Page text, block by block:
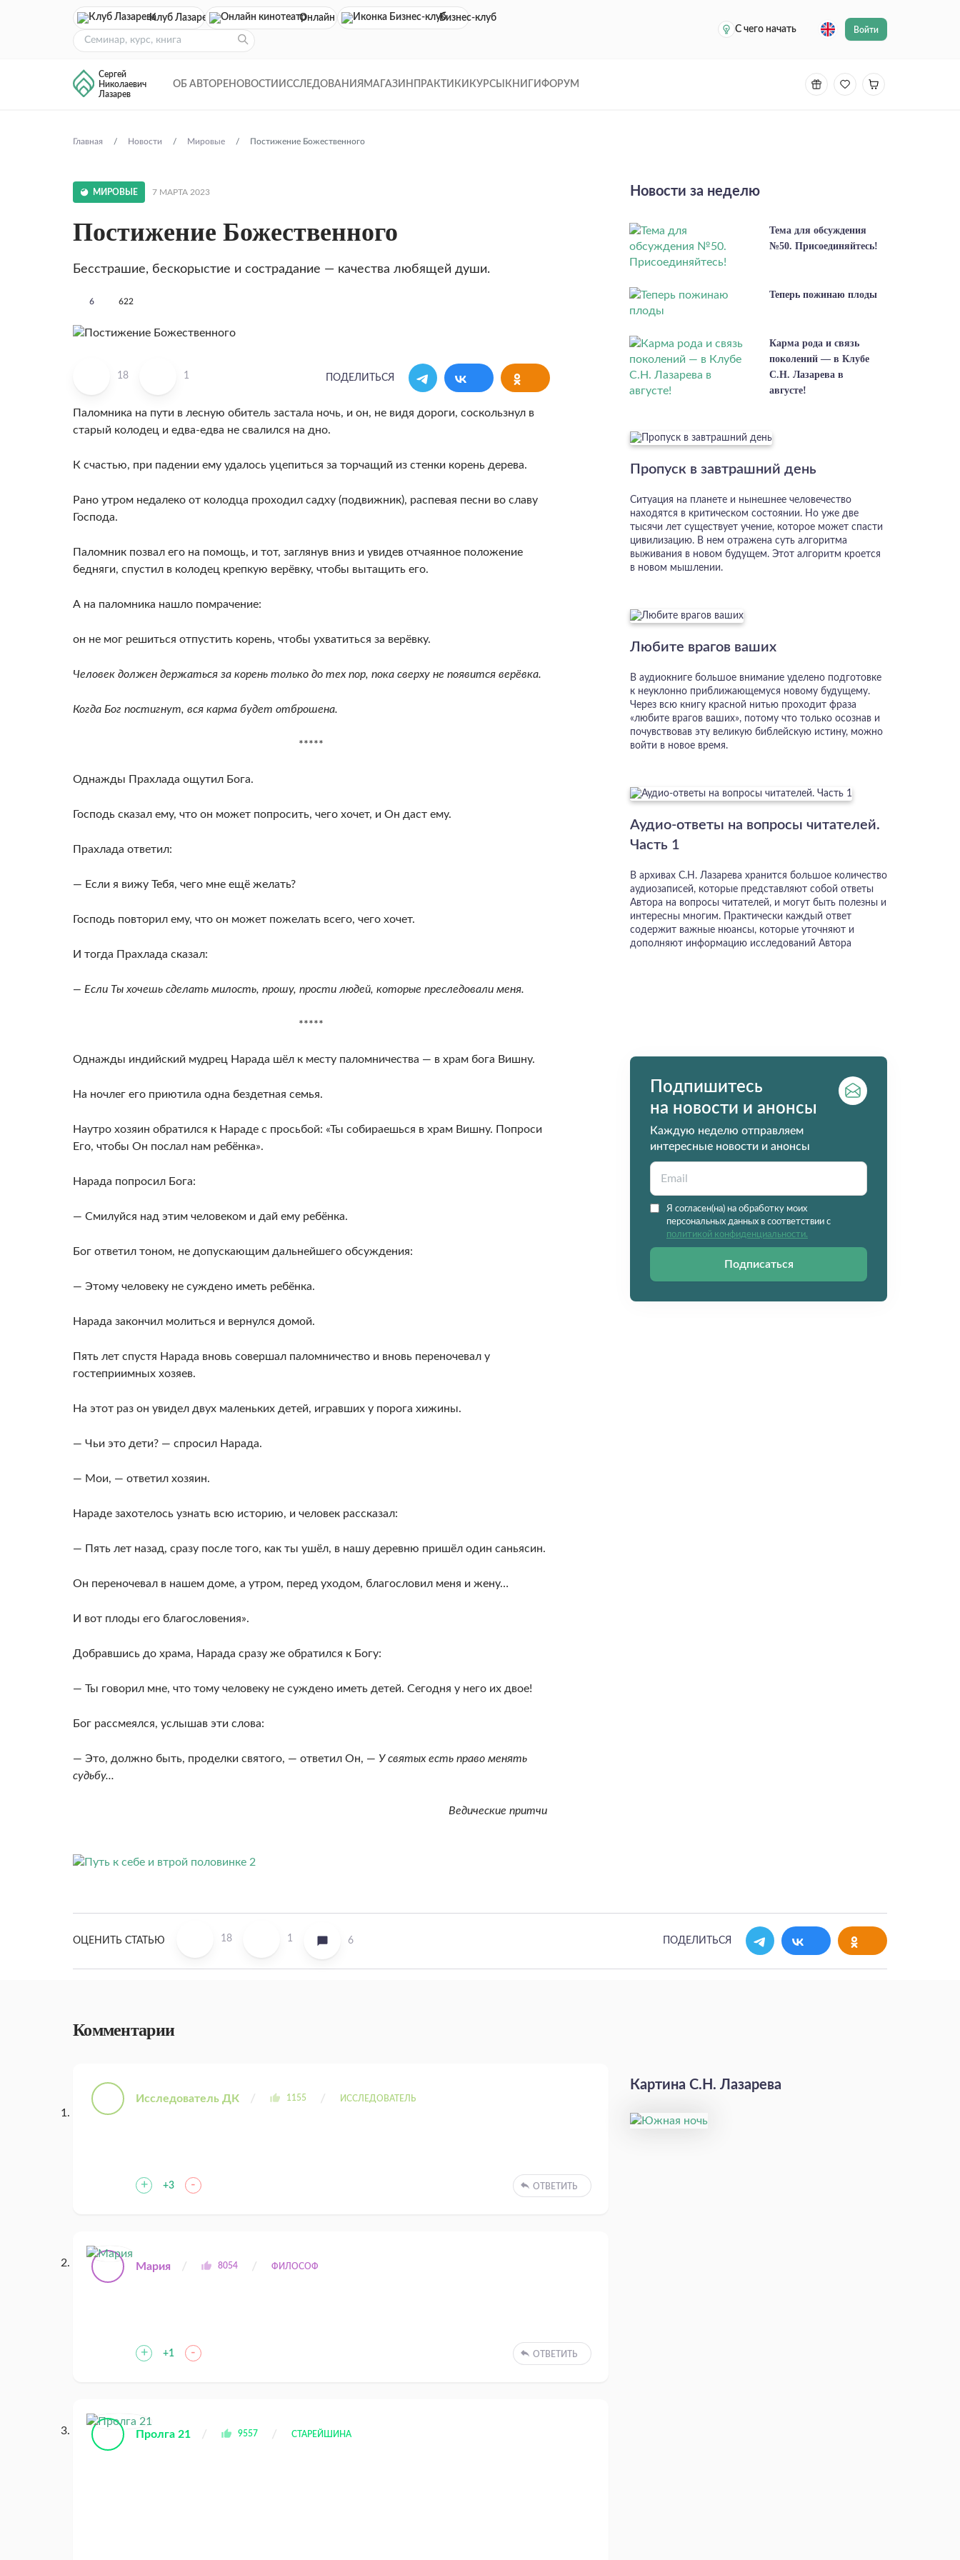
Клуб Лазарева Онлайн кинотеатр
Бизнес-клуб
С чего начать
Войти
Сергей
Николаевич
Лазарев
ОБ АВТОРЕ НОВОСТИ ИССЛЕДОВАНИЯ МАГАЗИН ПРАКТИКИ КУРСЫ КНИГИ ФОРУМ
Главная Новости Мировые Постижение Божественного
МИРОВЫЕ 7 МАРТА 2023
Постижение Божественного
Бесстрашие, бескорыстие и сострадание — качества любящей души.
6 622
18 1 ПОДЕЛИТЬСЯ
Паломника на пути в лесную обитель застала ночь, и он, не видя дороги, соскользнул в
старый колодец и едва-едва не свалился на дно.
К счастью, при падении ему удалось уцепиться за торчащий из стенки корень дерева.
Рано утром недалеко от колодца проходил садху (подвижник), распевая песни во славу
Господа.
Паломник позвал его на помощь, и тот, заглянув вниз и увидев отчаянное положение
бедняги, спустил в колодец крепкую верёвку, чтобы вытащить его.
А на паломника нашло помрачение:
он не мог решиться отпустить корень, чтобы ухватиться за верёвку.
Человек должен держаться за корень только до тех пор, пока сверху не появится верёвка.
Когда Бог постигнут, вся карма будет отброшена.
*****
Однажды Прахлада ощутил Бога.
Господь сказал ему, что он может попросить, чего хочет, и Он даст ему.
Прахлада ответил:
— Если я вижу Тебя, чего мне ещё желать?
Господь повторил ему, что он может пожелать всего, чего хочет.
И тогда Прахлада сказал:
— Если Ты хочешь сделать милость, прошу, прости людей, которые преследовали меня.
*****
Однажды индийский мудрец Нарада шёл к месту паломничества — в храм бога Вишну.
На ночлег его приютила одна бездетная семья.
Наутро хозяин обратился к Нараде с просьбой: «Ты собираешься в храм Вишну. Попроси
Его, чтобы Он послал нам ребёнка».
Нарада попросил Бога:
— Смилуйся над этим человеком и дай ему ребёнка.
Бог ответил тоном, не допускающим дальнейшего обсуждения:
— Этому человеку не суждено иметь ребёнка.
Нарада закончил молиться и вернулся домой.
Пять лет спустя Нарада вновь совершал паломничество и вновь переночевал у
гостеприимных хозяев.
На этот раз он увидел двух маленьких детей, игравших у порога хижины.
— Чьи это дети? — спросил Нарада.
— Мои, — ответил хозяин.
Нараде захотелось узнать всю историю, и человек рассказал:
— Пять лет назад, сразу после того, как ты ушёл, в нашу деревню пришёл один саньясин.
Он переночевал в нашем доме, а утром, перед уходом, благословил меня и жену…
И вот плоды его благословения».
Добравшись до храма, Нарада сразу же обратился к Богу:
— Ты говорил мне, что тому человеку не суждено иметь детей. Сегодня у него их двое!
Бог рассмеялся, услышав эти слова:
— Это, должно быть, проделки святого, — ответил Он, — У святых есть право менять
судьбу...
Ведические притчи
Новости за неделю
Тема для обсуждения
№50. Присоединяйтесь!
Теперь пожинаю плоды
Карма рода и связь
поколений — в Клубе
С.Н. Лазарева в
августе!
Пропуск в завтрашний день
Ситуация на планете и нынешнее человечество
находятся в критическом состоянии. Но уже две
тысячи лет существует учение, которое может спасти
цивилизацию. В нем отражена суть алгоритма
выживания в новом будущем. Этот алгоритм кроется
в новом мышлении.
Любите врагов ваших
В аудиокниге большое внимание уделено подготовке
к неуклонно приближающемуся новому будущему.
Через всю книгу красной нитью проходит фраза
«любите врагов ваших», потому что только осознав и
почувствовав эту великую библейскую истину, можно
войти в новое время.
Аудио-ответы на вопросы читателей.
Часть 1
В архивах С.Н. Лазарева хранится большое количество
аудиозаписей, которые представляют собой ответы
Автора на вопросы читателей, и могут быть полезны и
интересны многим. Практически каждый ответ
содержит важные нюансы, которые уточняют и
дополняют информацию исследований Автора
Подпишитесь
на новости и анонсы
Каждую неделю отправляем
интересные новости и анонсы
Я согласен(на) на обработку моих
персональных данных в соответствии с
политикой конфиденциальности.
Подписаться
ОЦЕНИТЬ СТАТЬЮ 18 1 6 ПОДЕЛИТЬСЯ
Комментарии
Исследователь ДК 1155 ИССЛЕДОВАТЕЛЬ
+ +3 - ОТВЕТИТЬ
Мария 8054 ФИЛОСОФ
+ +1 - ОТВЕТИТЬ
Пролга 21 9557 СТАРЕЙШИНА
Картина С.Н. Лазарева